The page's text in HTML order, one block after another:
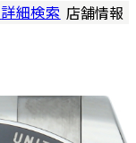
詳細検索 店舗情報
LIPS 札
LIPS 通信